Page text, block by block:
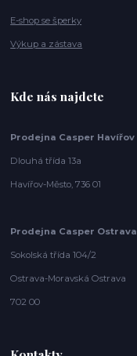
E-shop se šperky
Výkup a zástava
Kde nás najdete
Prodejna Casper Havířov
Dlouhá třída 13a
Havířov-Město, 736 01
Prodejna Casper Ostrava
Sokolská třída 104/2
Ostrava-Moravská Ostrava
702 00